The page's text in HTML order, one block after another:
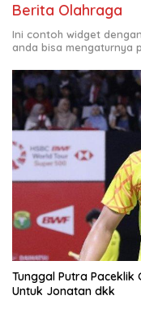
Berita Olahraga
Ini contoh widget
anda bisa mengaturnya
Tunggal Putra Paceklik
Untuk Jonatan dkk